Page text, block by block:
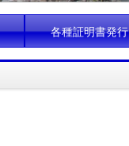
各種証明書発行